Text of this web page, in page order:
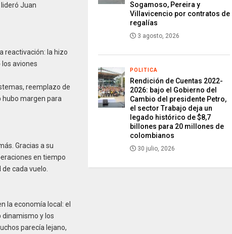
Juan
reactivación: la hizo
aviones
reemplazo de
hubo margen para
Gracias a su
en tiempo
cada vuelo.
la economía local: el
y los
parecía lejano,
Sogamoso, Pereira y
Villavicencio por contratos de
regalías
3 agosto, 2026
POLITICA
Rendición de Cuentas 2022-
2026: bajo el Gobierno del
Cambio del presidente Petro,
el sector Trabajo deja un
legado histórico de $8,7
billones para 20 millones de
colombianos
30 julio, 2026